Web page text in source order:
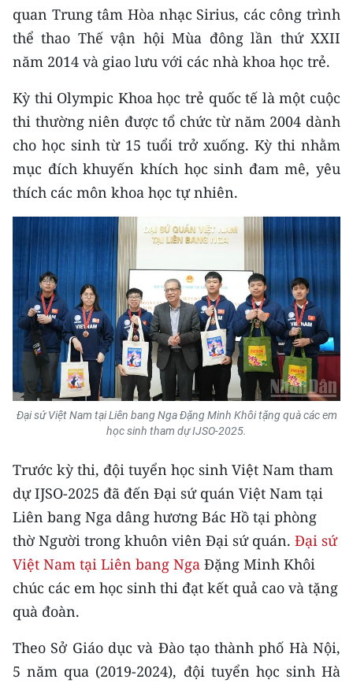
CHUYÊN ĐỀ
CÁC CHUYÊN TRANG
VỀ BÁO NHÂN DÂN
THỜI NAY
NHÂN DÂN CUỐI TUẦN
NHÂN DÂN HẰNG THÁNG
MUA BÁO
ĐỌC BÁO IN
ENGLISH
中文
РУССКИЙ
ESPAÑOL
한국어
quan Trung tâm Hòa nhạc Sirius, các công trình
thể thao Thế vận hội Mùa đông lần thứ XXII
năm 2014 và giao lưu với các nhà khoa học trẻ.
Kỳ thi Olympic Khoa học trẻ quốc tế là một cuộc
thi thường niên được tổ chức từ năm 2004 dành
cho học sinh từ 15 tuổi trở xuống. Kỳ thi nhằm
mục đích khuyến khích học sinh đam mê, yêu
thích các môn khoa học tự nhiên.
Đại sứ Việt Nam tại Liên bang Nga Đặng Minh Khôi tặng quà các em
học sinh tham dự IJSO-2025.
Trước kỳ thi, đội tuyển học sinh Việt Nam tham
dự IJSO-2025 đã đến Đại sứ quán Việt Nam tại
Liên bang Nga dâng hương Bác Hồ tại phòng
thờ Người trong khuôn viên Đại sứ quán. Đại sứ
Việt Nam tại Liên bang Nga Đặng Minh Khôi
chúc các em học sinh thi đạt kết quả cao và tặng
quà đoàn.
Theo Sở Giáo dục và Đào tạo thành phố Hà Nội,
5 năm qua (2019-2024), đội tuyển học sinh Hà